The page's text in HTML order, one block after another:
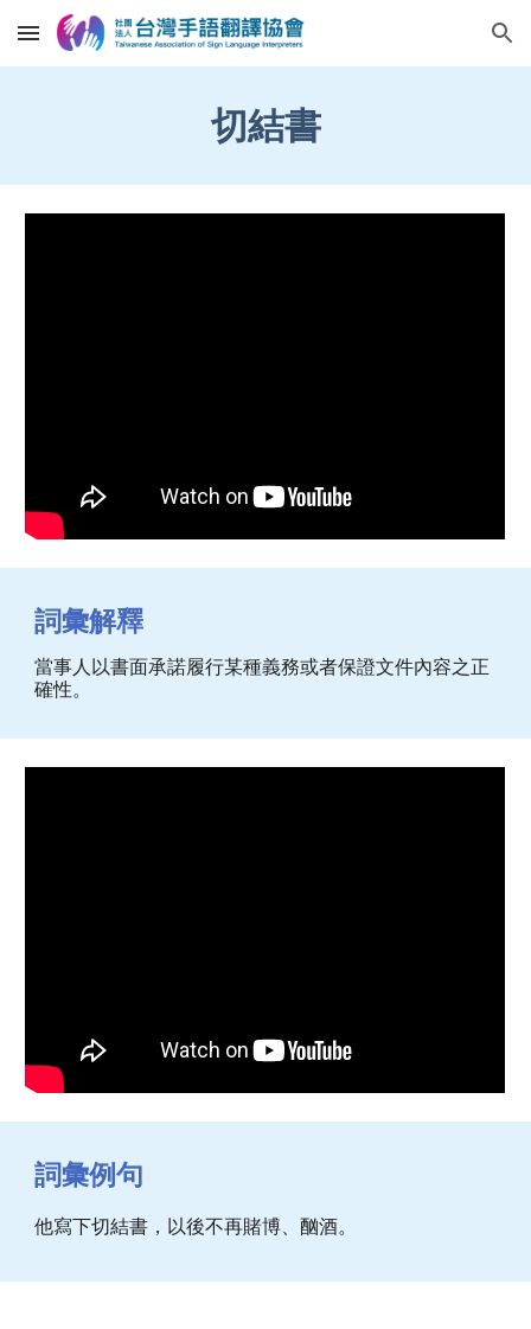
Skip to main content Skip to navigation
切結書
詞彙解釋
當事人以書面承諾履行某種義務或者保證文件內容之正
確性。
詞彙例句
他寫下切結書，以後不再賭博、酗酒。